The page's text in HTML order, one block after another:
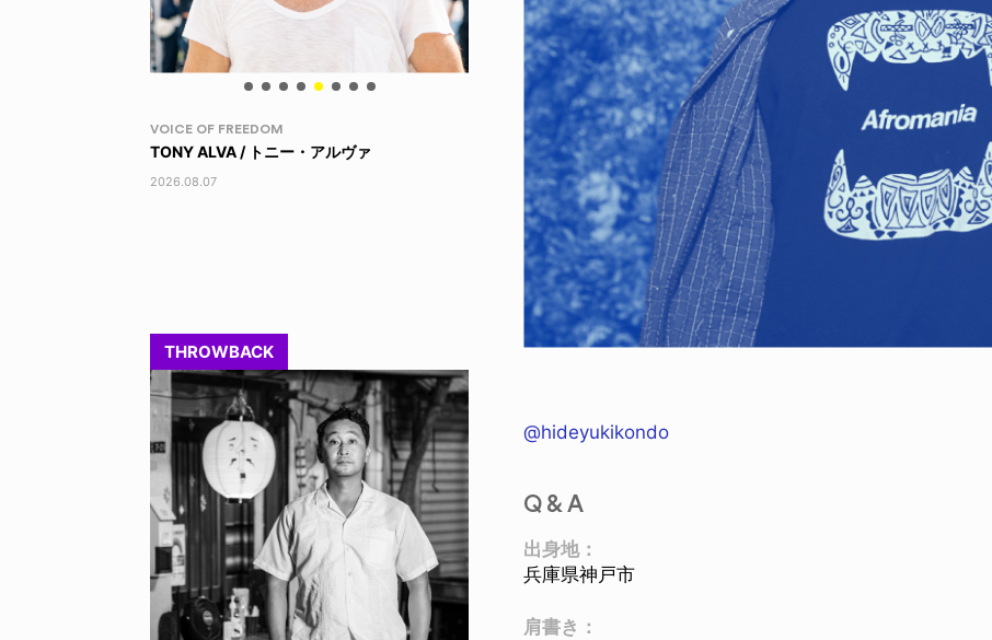
YO! CHUI
キレッキレ
2026.08.07
PRODUCTS
XLARGE × NEW ERA
2025.06.14
PRODUCTS
XLARGE × RHIME
2026.08.07
THROWBACK
@hideyukikondo
Q & A
出身地：
兵庫県神戸市
肩書き：